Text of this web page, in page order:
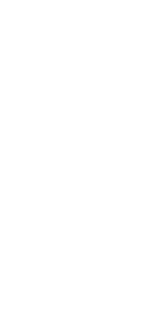
Erlebnis,
nutzen,